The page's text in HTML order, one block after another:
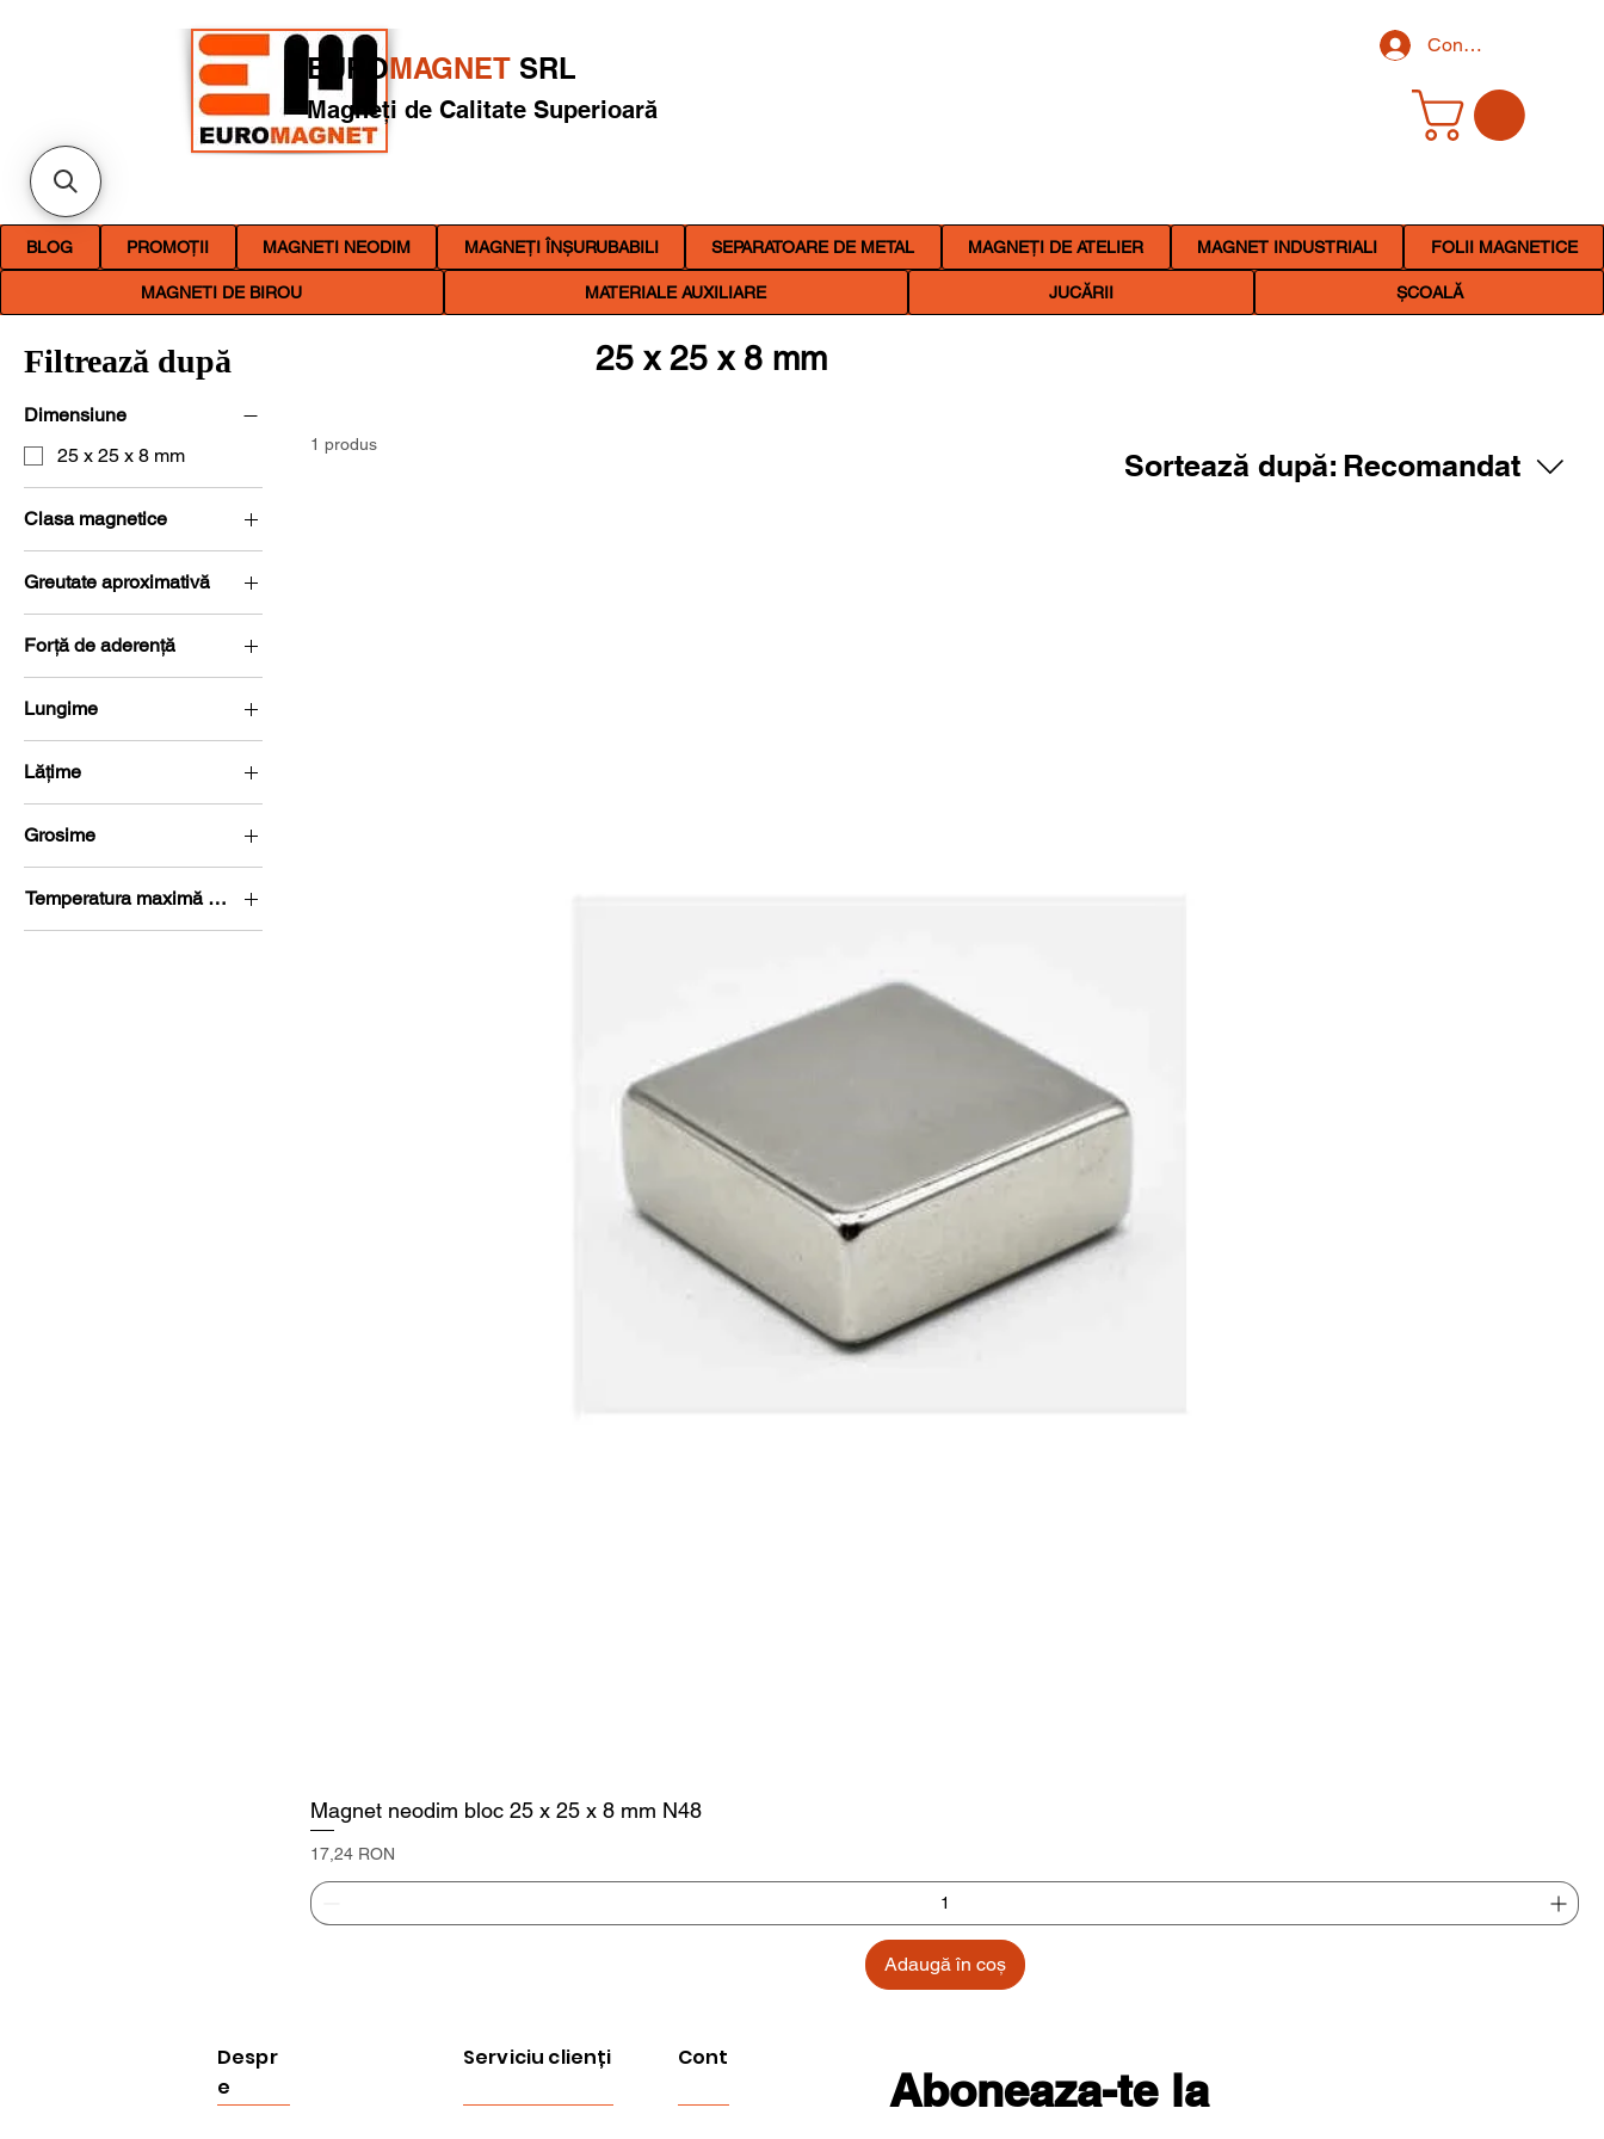
Conectează-te
EUROMAGNET SRL
Magneți de Calitate Superioară
BLOG PROMOȚII MAGNETI NEODIM MAGNEȚI ÎNȘURUBABILI SEPARATOARE DE METAL MAGNEȚI DE ATELIER MAGNET INDUSTRIALI FOLII MAGNETICE
MAGNETI DE BIROU MATERIALE AUXILIARE JUCĂRII ȘCOALĂ
Filtrează după
Dimensiune
25 x 25 x 8 mm
Clasa magnetice
N48
Greutate aproximativă
38,197 g
Forță de aderență
16,5 kg (161,9 Newton)
Lungime
L 20-25 mm
Lățime
l 20-25 mm
Grosime
G 5-10 mm
Temperatura maximă de lucru
80 °C
25 x 25 x 8 mm
1 produs
Sortează după: Recomandat
Magnet neodim bloc 25 x 25 x 8 mm N48
Preț
17,24 RON
Adaugă în coș
Despr
e
Serviciu clienți Cont
Aboneaza-te la